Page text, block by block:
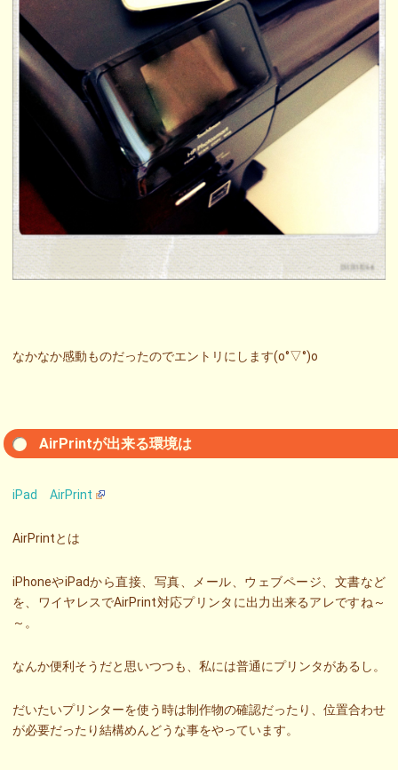
なかなか感動ものだったのでエントリにします(o°▽°)o
AirPrintが出来る環境は
iPad AirPrint
AirPrintとは
iPhoneやiPadから直接、写真、メール、ウェブページ、文書など
を、ワイヤレスでAirPrint対応プリンタに出力出来るアレですね～
～。
なんか便利そうだと思いつつも、私には普通にプリンタがあるし。
だいたいプリンターを使う時は制作物の確認だったり、位置合わせ
が必要だったり結構めんどうな事をやっています。